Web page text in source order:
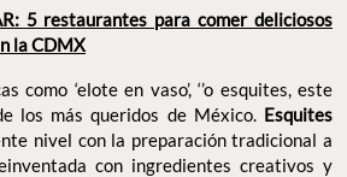
5 restaurantes para comer deliciosos
la CDMX
como ‘elote en vaso’, ‘’o esquites, este
los más queridos de México. Esquites
nivel con la preparación tradicional a
con ingredientes creativos y